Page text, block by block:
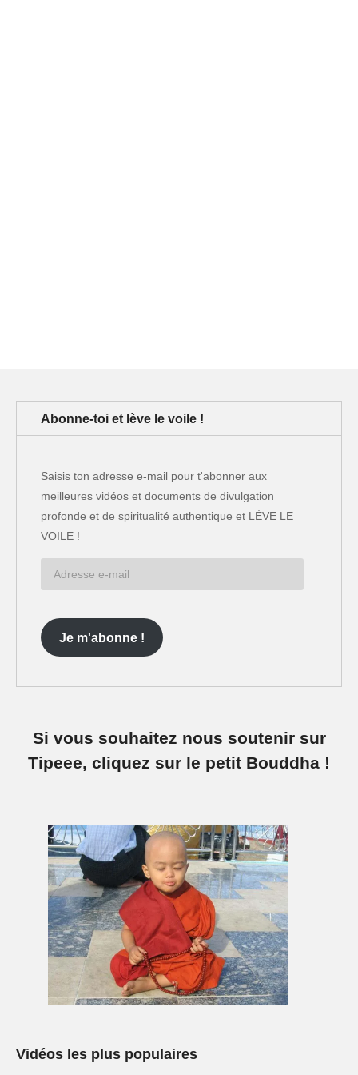
Abonne-toi et lève le voile !
Saisis ton adresse e-mail pour t'abonner aux
meilleures vidéos et documents de divulgation
profonde et de spiritualité authentique et LÈVE LE
VOILE !
Je m'abonne !
Si vous souhaitez nous soutenir sur
Tipeee, cliquez sur le petit Bouddha !
Vidéos les plus populaires